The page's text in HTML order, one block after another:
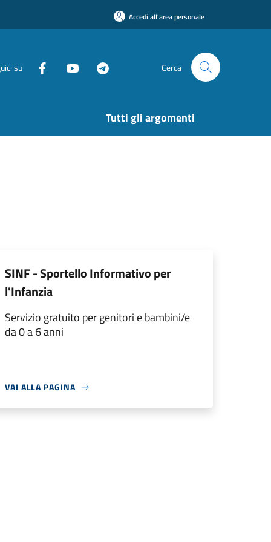
Accedi all'area personale
su Cerca
Tutti gli argomenti
SINF - Sportello Informativo per
l'Infanzia
Servizio gratuito per genitori e bambini/e
da 0 a 6 anni
VAI ALLA PAGINA